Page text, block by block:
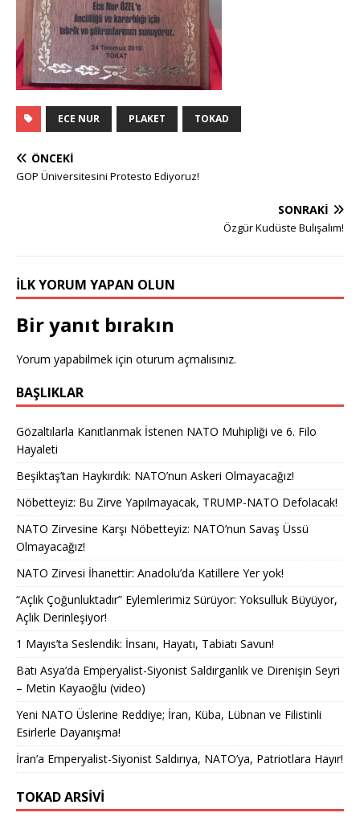
ECE NUR PLAKET TOKAD
ÖNCEKI
GOP Üniversitesini Protesto Ediyoruz!
SONRAKI
Özgür Kudüste Bulışalım!
İLK YORUM YAPAN OLUN
Bir yanıt bırakın
Yorum yapabilmek için oturum açmalısınız.
BAŞLIKLAR
Gözaltılarla Kanıtlanmak İstenen NATO Muhipliği ve 6. Filo
Hayaleti
Beşiktaş’tan Haykırdık: NATO’nun Askeri Olmayacağız!
Nöbetteyiz: Bu Zirve Yapılmayacak, TRUMP-NATO Defolacak!
NATO Zirvesine Karşı Nöbetteyiz: NATO’nun Savaş Üssü
Olmayacağız!
NATO Zirvesi İhanettir: Anadolu’da Katillere Yer yok!
“Açlık Çoğunluktadır” Eylemlerimiz Sürüyor: Yoksulluk Büyüyor,
Açlık Derinleşiyor!
1 Mayıs’ta Seslendik: İnsanı, Hayatı, Tabiatı Savun!
Batı Asya’da Emperyalist-Siyonist Saldırganlık ve Direnişin Seyri
– Metin Kayaoğlu (video)
Yeni NATO Üslerine Reddiye; İran, Küba, Lübnan ve Filistinli
Esirlerle Dayanışma!
İran’a Emperyalist-Siyonist Saldırıya, NATO’ya, Patriotlara Hayır!
TOKAD ARSIVI